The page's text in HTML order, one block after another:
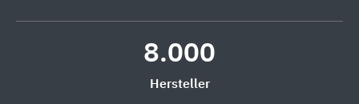
8.000
Hersteller